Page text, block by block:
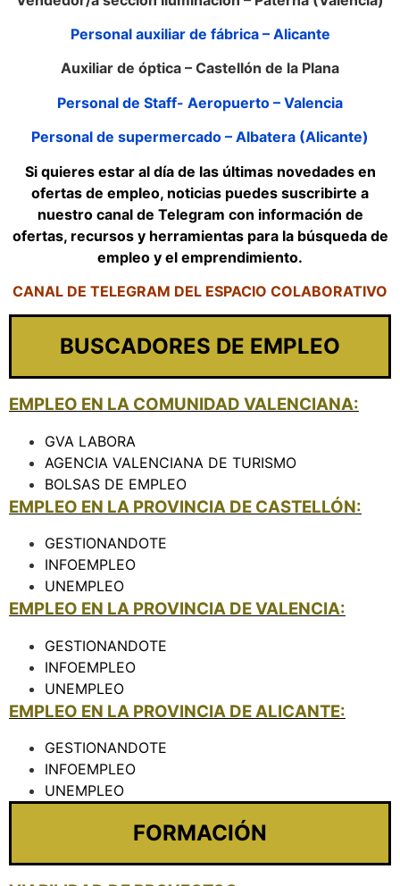
Personal auxiliar de fábrica – Alicante
Auxiliar de óptica – Castellón de la Plana
Personal de Staff- Aeropuerto – Valencia
Personal de supermercado – Albatera (Alicante)
Si quieres estar al día de las últimas novedades en
ofertas de empleo, noticias puedes suscribirte a
nuestro canal de Telegram con información de
ofertas, recursos y herramientas para la búsqueda de
empleo y el emprendimiento.
CANAL DE TELEGRAM DEL ESPACIO COLABORATIVO
BUSCADORES DE EMPLEO
EMPLEO EN LA COMUNIDAD VALENCIANA:
GVA LABORA
AGENCIA VALENCIANA DE TURISMO
BOLSAS DE EMPLEO
EMPLEO EN LA PROVINCIA DE CASTELLÓN:
GESTIONANDOTE
INFOEMPLEO
UNEMPLEO
EMPLEO EN LA PROVINCIA DE VALENCIA:
GESTIONANDOTE
INFOEMPLEO
UNEMPLEO
EMPLEO EN LA PROVINCIA DE ALICANTE:
GESTIONANDOTE
INFOEMPLEO
UNEMPLEO
FORMACIÓN